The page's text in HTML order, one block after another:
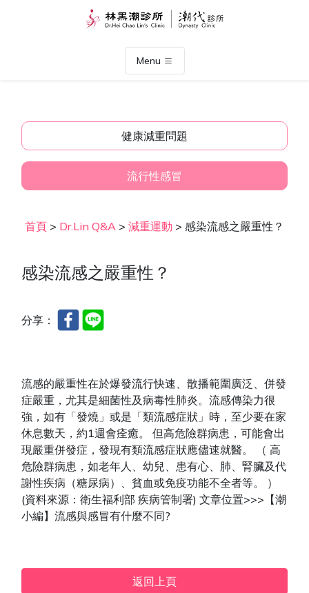
Menu
健康減重問題
流行性感冒
首頁 > Dr.Lin Q&A > 減重運動 > 感染流感之嚴重性？
感染流感之嚴重性？
分享：
流感的嚴重性在於爆發流行快速、散播範圍廣泛、併發
症嚴重，尤其是細菌性及病毒性肺炎。流感傳染力很
強，如有「發燒」或是「類流感症狀」時，至少要在家
休息數天，約1週會痊癒。 但高危險群病患，可能會出
現嚴重併發症，發現有類流感症狀應儘速就醫。 （ 高
危險群病患，如老年人、幼兒、患有心、肺、腎臟及代
謝性疾病（糖尿病）、貧血或免疫功能不全者等。 ）
(資料來源：衛生福利部 疾病管制署) 文章位置>>>【潮
小編】流感與感冒有什麼不同?
返回上頁